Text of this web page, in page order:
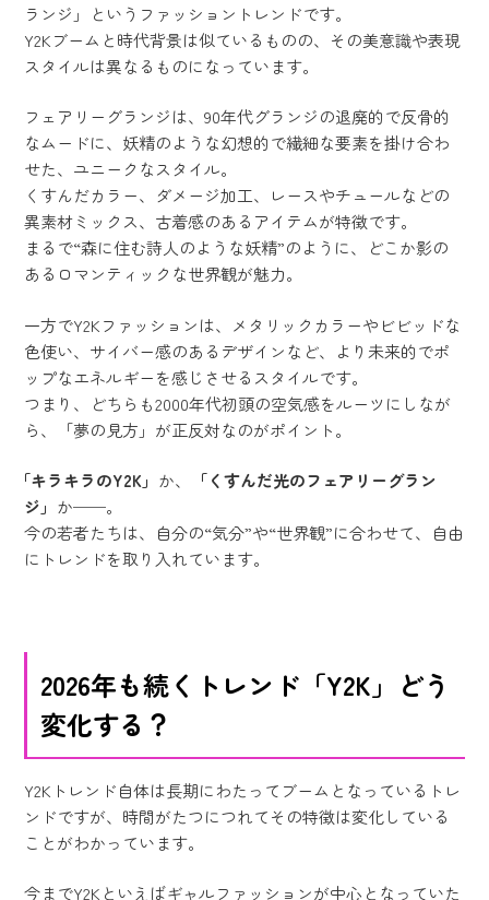
ランジ」というファッショントレンドです。
Y2Kブームと時代背景は似ているものの、その美意識や表現
スタイルは異なるものになっています。
フェアリーグランジは、90年代グランジの退廃的で反骨的
なムードに、妖精のような幻想的で繊細な要素を掛け合わ
せた、ユニークなスタイル。
くすんだカラー、ダメージ加工、レースやチュールなどの
異素材ミックス、古着感のあるアイテムが特徴です。
まるで“森に住む詩人のような妖精”のように、どこか影の
あるロマンティックな世界観が魅力。
一方でY2Kファッションは、メタリックカラーやビビッドな
色使い、サイバー感のあるデザインなど、より未来的でポ
ップなエネルギーを感じさせるスタイルです。
つまり、どちらも2000年代初頭の空気感をルーツにしなが
ら、「夢の見方」が正反対なのがポイント。
「キラキラのY2K」 か、
「くすんだ光のフェアリーグラン
ジ」 か──。
今の若者たちは、自分の“気分”や“世界観”に合わせて、自由
にトレンドを取り入れています。
2026年も続くトレンド「Y2K」どう
変化する？
Y2Kトレンド自体は長期にわたってブームとなっているトレ
ンドですが、時間がたつにつれてその特徴は変化している
ことがわかっています。
今までY2Kといえばギャルファッションが中心となっていた